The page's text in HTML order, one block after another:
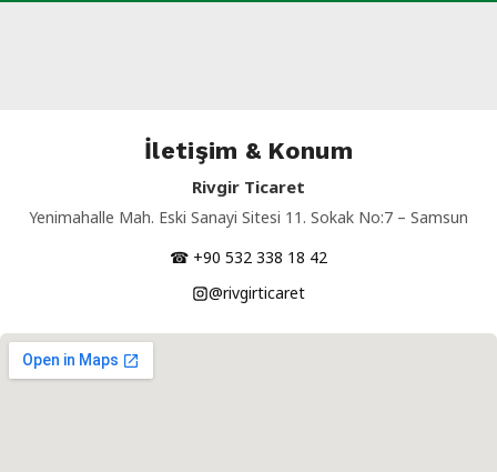
İletişim & Konum
Rivgir Ticaret
Yenimahalle Mah. Eski Sanayi Sitesi 11. Sokak No:7 – Samsun
☎ +90 532 338 18 42
@rivgirticaret